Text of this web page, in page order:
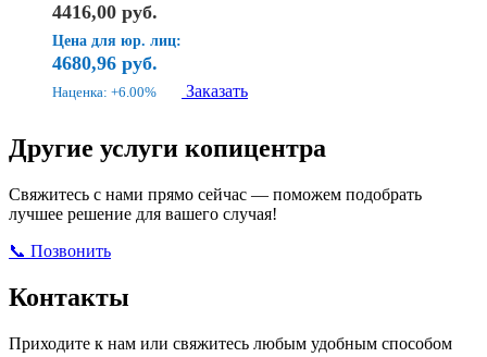
4416,00 руб.
Цена для юр. лиц:
4680,96 руб.
Наценка: +6.00% Заказать
Другие услуги копицентра
Свяжитесь с нами прямо сейчас — поможем подобрать
лучшее решение для вашего случая!
📞 Позвонить
Контакты
Приходите к нам или свяжитесь любым удобным способом